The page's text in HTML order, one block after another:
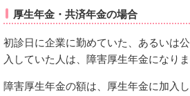
厚生年金・共済年金の場合
初診日に企業に勤めていた、あるいは
入していた人は、障害厚生年金になりま
障害厚生年金の額は、厚生年金に加入